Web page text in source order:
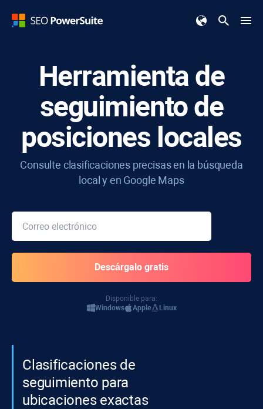
Herramienta de
seguimiento de
posiciones locales
Consulte clasificaciones precisas en la búsqueda
local y en Google Maps
Disponible para:
Windows
Apple Linux
Clasificaciones de
seguimiento para
ubicaciones exactas